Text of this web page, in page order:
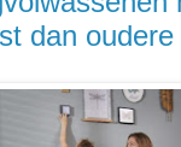
dan